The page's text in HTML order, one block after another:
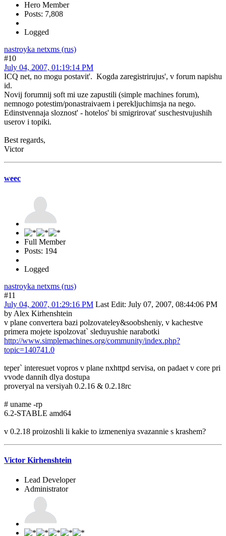
Hero Member
Posts: 7,808
Logged
nastroyka netxms (rus)
#10
July 04, 2007, 01:19:14 PM
ICQ net, no mogu postavit'. Kogda zaregistrirujus', v forum napishu
id.
Novij forumnij soft mi uze zapustili (simple machines forum),
nemnogo potestim/ponastraivaem i perekljuchimsja na nego.
Edinstvennaja sloznost' - hotelos' bi smigrirovat' suschestvujushih
userov i topiki.
Best regards,
Victor
weec
Full Member
Posts: 194
Logged
nastroyka netxms (rus)
#11
July 04, 2007, 01:29:16 PM Last Edit: July 07, 2007, 08:44:06 PM
by Alex Kirhenshtein
v plane convertera bazi polzovateley&soobsheniy, v kachestve
primera mojete ispolzovat` sleduyushie narabotki
http://www.simplemachines.org/community/index.php?
topic=140741.0
teper` interesuet vopros v plane nxhttpd servisa, on padaet v core pri
vvode dannih dlya dostupa
proveryal na versiyah 0.2.16 & 0.2.18rc
# uname -rp
6.2-STABLE amd64
v 0.2.18 proizoshli li kakie to izmeneniya svazannie s krashem?
Victor Kirhenshtein
Lead Developer
Administrator